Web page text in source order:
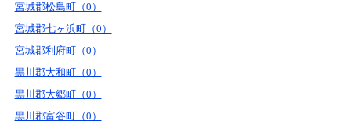
宮城郡松島町（0）
宮城郡七ヶ浜町（0）
宮城郡利府町（0）
黒川郡大和町（0）
黒川郡大郷町（0）
黒川郡富谷町（0）